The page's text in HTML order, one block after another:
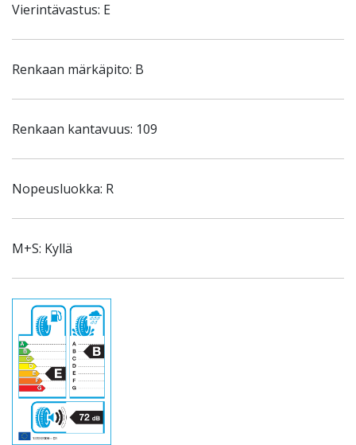
Vierintävastus: E
Renkaan märkäpito: B
Renkaan kantavuus: 109
Nopeusluokka: R
M+S: Kyllä